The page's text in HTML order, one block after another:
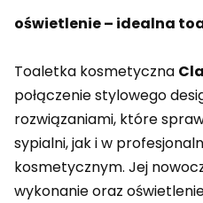
oświetlenie – idealna
Toaletka kosmetyczna
połączenie stylowego
rozwiązaniami, które
sypialni, jak i w
kosmetycznym. Jej
wykonanie oraz